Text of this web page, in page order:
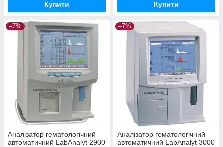
Купити Купити
–7%
Аналізатор гематологічний
автоматичний LabAnalyt 2900
–7%
Аналізатор гематологічний
автоматичний LabAnalyt 3000